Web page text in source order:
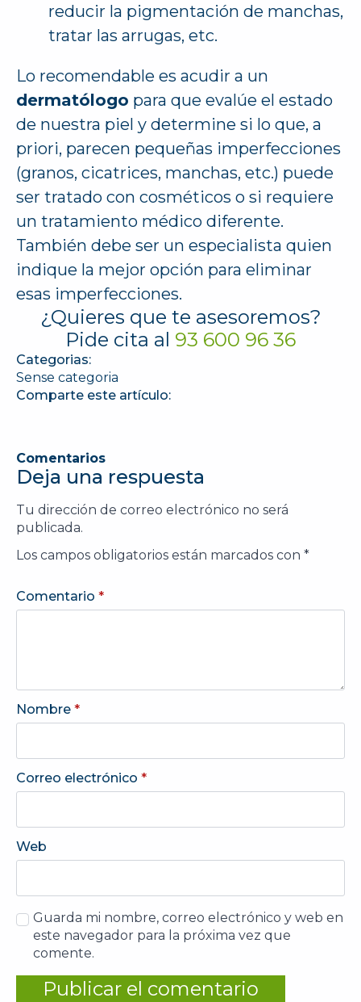
reducir la pigmentación de manchas,
tratar las arrugas, etc.
Lo recomendable es acudir a un
dermatólogo para que evalúe el estado
de nuestra piel y determine si lo que, a
priori, parecen pequeñas imperfecciones
(granos, cicatrices, manchas, etc.) puede
ser tratado con cosméticos o si requiere
un tratamiento médico diferente.
También debe ser un especialista quien
indique la mejor opción para eliminar
esas imperfecciones.
¿Quieres que te asesoremos?
Pide cita al 93 600 96 36
Categorias:
Sense categoria
Comparte este artículo:
Comentarios
Deja una respuesta
Tu dirección de correo electrónico no será
publicada.
Los campos obligatorios están marcados con *
Comentario *
Nombre *
Correo electrónico *
Web
Guarda mi nombre, correo electrónico y web en
este navegador para la próxima vez que
comente.